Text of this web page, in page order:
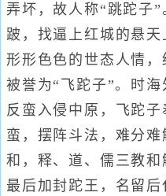
弄坏，故人称“跳跎子
跛，找逼上红城的悬
形形色色的世态人情，
被誉为“飞跎子”。时海
反蛮入侵中原，飞跎
蛮，摆阵斗法，难分
和，释、道、儒三教
最后加封跎王，名留